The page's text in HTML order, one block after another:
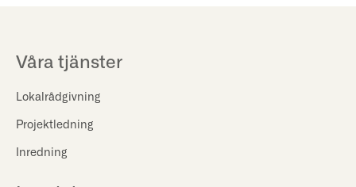
Våra tjänster
Lokalrådgivning
Projektledning
Inredning